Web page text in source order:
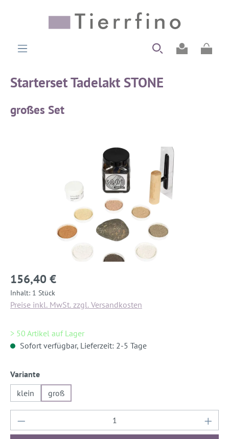
Starterset Tadelakt STONE
großes Set
156,40 €
Inhalt: 1 Stück
Preise inkl. MwSt. zzgl. Versandkosten
> 50 Artikel auf Lager
Sofort verfügbar, Lieferzeit: 2-5 Tage
Varianteauswählen
klein
groß
Produkt Anzahl: Gib den gewünschten